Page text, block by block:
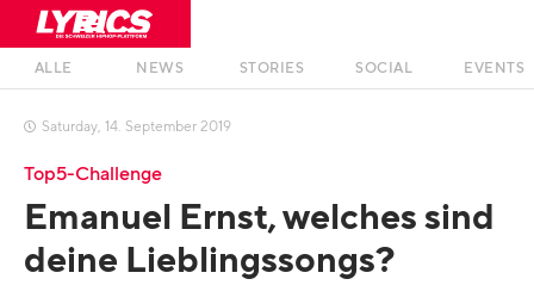
ALLE NEWS STORIES SOCIAL EVENTS
 Saturday, 14. September 2019
Top5-Challenge
Emanuel Ernst, welches sind
deine Lieblingssongs?